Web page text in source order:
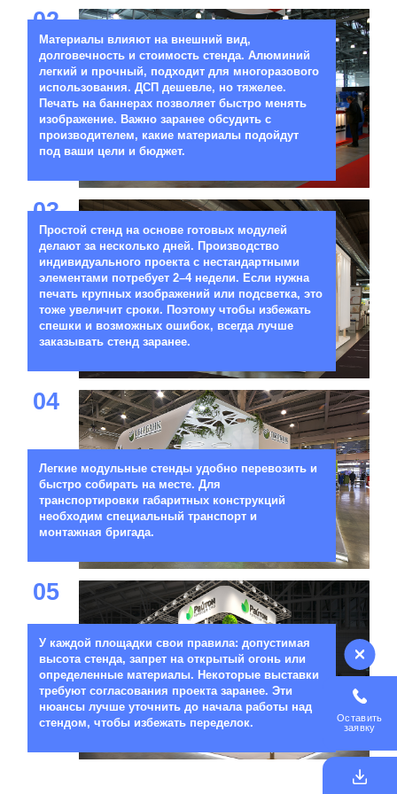
02
Материалы влияют на внешний вид,
долговечность и стоимость стенда. Алюминий
легкий и прочный, подходит для многоразового
использования. ДСП дешевле, но тяжелее.
Печать на баннерах позволяет быстро менять
изображение. Важно заранее обсудить с
производителем, какие материалы подойдут
под ваши цели и бюджет.
03
Простой стенд на основе готовых модулей
делают за несколько дней. Производство
индивидуального проекта с нестандартными
элементами потребует 2–4 недели. Если нужна
печать крупных изображений или подсветка, это
тоже увеличит сроки. Поэтому чтобы избежать
спешки и возможных ошибок, всегда лучше
заказывать стенд заранее.
04
Легкие модульные стенды удобно перевозить и
быстро собирать на месте. Для
транспортировки габаритных конструкций
необходим специальный транспорт и
монтажная бригада.
05
У каждой площадки свои правила: допустимая
высота стенда, запрет на открытый огонь или
определенные материалы. Некоторые выставки
требуют согласования проекта заранее. Эти
нюансы лучше уточнить до начала работы над
стендом, чтобы избежать переделок.
Оставить
заявку